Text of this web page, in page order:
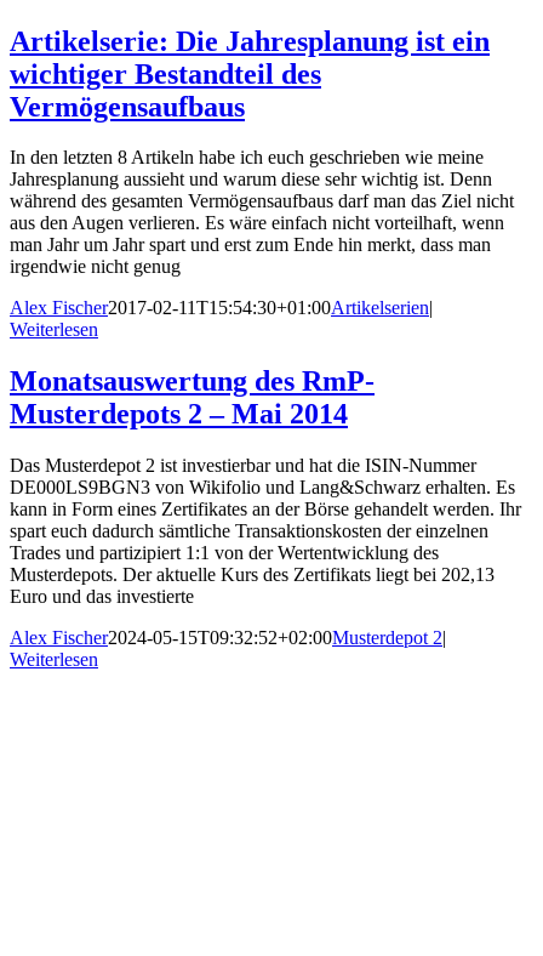
Artikelserie: Die Jahresplanung ist ein
wichtiger Bestandteil des
Vermögensaufbaus
In den letzten 8 Artikeln habe ich euch geschrieben wie meine
Jahresplanung aussieht und warum diese sehr wichtig ist. Denn
während des gesamten Vermögensaufbaus darf man das Ziel nicht
aus den Augen verlieren. Es wäre einfach nicht vorteilhaft, wenn
man Jahr um Jahr spart und erst zum Ende hin merkt, dass man
irgendwie nicht genug
Alex Fischer2017-02-11T15:54:30+01:00Artikelserien|
Weiterlesen
Monatsauswertung des RmP-
Musterdepots 2 – Mai 2014
Das Musterdepot 2 ist investierbar und hat die ISIN-Nummer
DE000LS9BGN3 von Wikifolio und Lang&Schwarz erhalten. Es
kann in Form eines Zertifikates an der Börse gehandelt werden. Ihr
spart euch dadurch sämtliche Transaktionskosten der einzelnen
Trades und partizipiert 1:1 von der Wertentwicklung des
Musterdepots. Der aktuelle Kurs des Zertifikats liegt bei 202,13
Euro und das investierte
Alex Fischer2024-05-15T09:32:52+02:00Musterdepot 2|
Weiterlesen